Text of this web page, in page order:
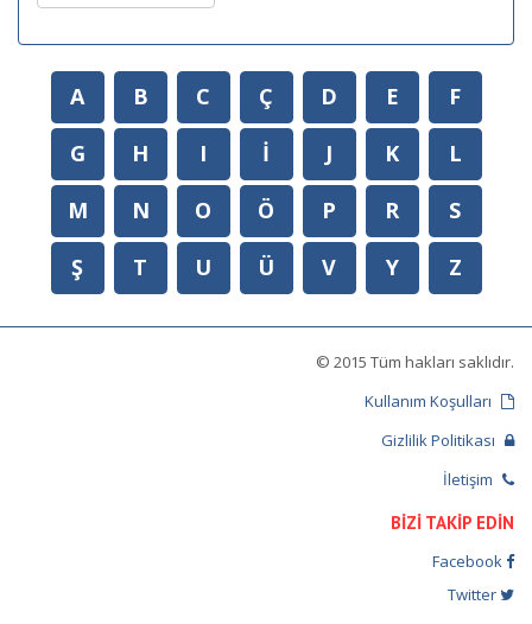
A B C Ç D E
F
G
H I İ J K
L
M
N O Ö P R
S
Ş
T U Ü V Y Z
© 2015 Tüm hakları saklıdır.
Kullanım Koşulları
Gizlilik Politikası
İletişim
BİZİ TAKİP EDİN
Facebook
Twitter